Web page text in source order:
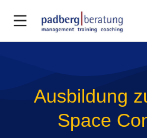
Ausbildung
Space